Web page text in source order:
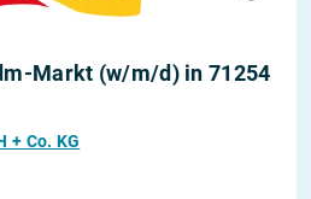
Markt (w/m/d) in 71254
+ Co. KG